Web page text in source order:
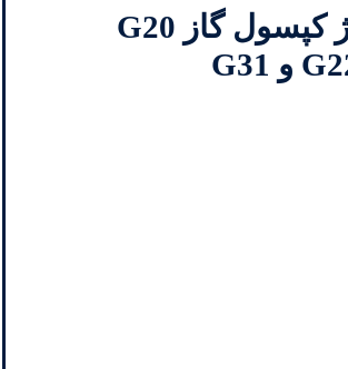
قیمت شارژ کپسول گاز G20